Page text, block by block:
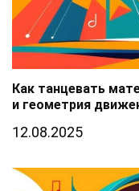
Как танцевать
и геометрия
12.08.2025